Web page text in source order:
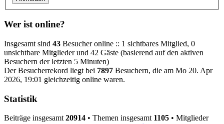
Wer ist online?
Insgesamt sind 43 Besucher online :: 1 sichtbares Mitglied, 0
unsichtbare Mitglieder und 42 Gäste (basierend auf den aktiven
Besuchern der letzten 5 Minuten)
Der Besucherrekord liegt bei 7897 Besuchern, die am Mo 20. Apr
2026, 19:01 gleichzeitig online waren.
Statistik
Beiträge insgesamt 20914 • Themen insgesamt 1105 • Mitglieder